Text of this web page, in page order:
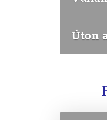
Úton